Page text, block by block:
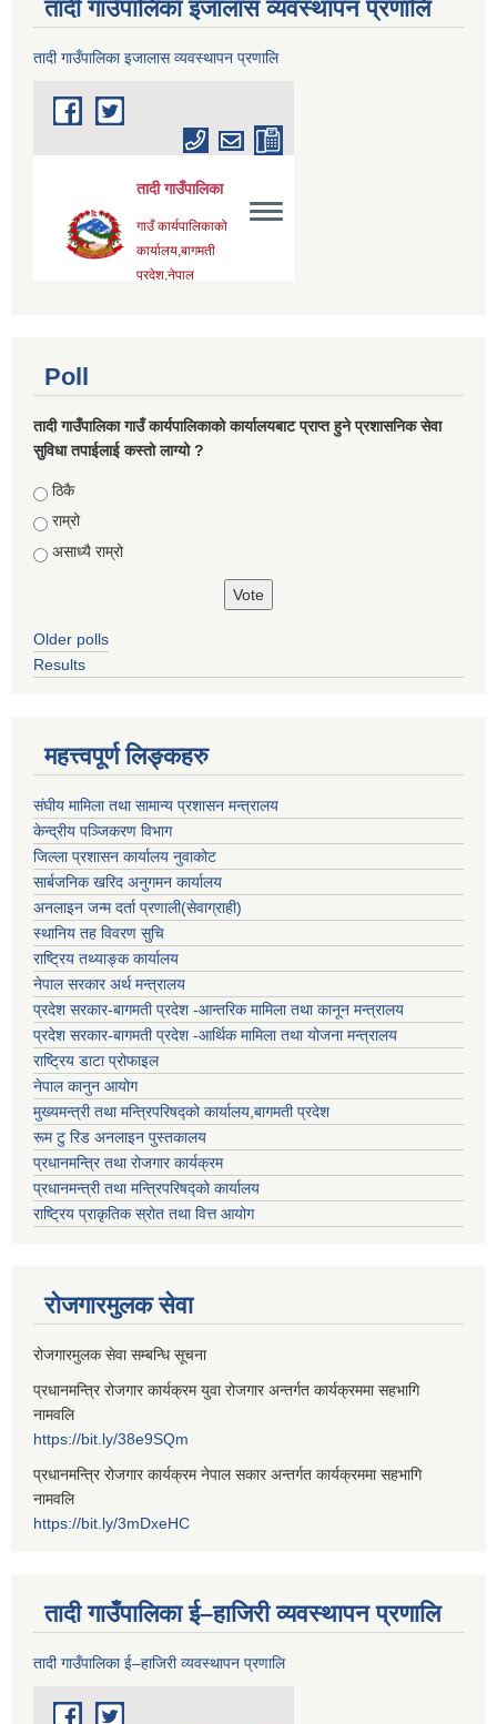
तादी गाउँपालिका इजालास व्यवस्थापन प्रणालि
तादी गाउँपालिका इजालास व्यवस्थापन प्रणालि
Poll
तादी गाउँपालिका गाउँ कार्यपालिकाको कार्यालयबाट प्राप्त हुने प्रशासनिक सेवा
सुविधा तपाईलाई कस्तो लाग्यो ?
Choices
ठिकै
राम्रो
असाध्यै राम्रो
Older polls
Results
महत्त्वपूर्ण लिङ्कहरु
संघीय मामिला तथा सामान्य प्रशासन मन्त्रालय
केन्द्रीय पञ्जिकरण विभाग
जिल्ला प्रशासन कार्यालय नुवाकोट
सार्बजनिक खरिद अनुगमन कार्यालय
अनलाइन जन्म दर्ता प्रणाली(सेवाग्राही)
स्थानिय तह विवरण सुचि
राष्ट्रिय तथ्याङ्क कार्यालय
नेपाल सरकार अर्थ मन्त्रालय
प्रदेश सरकार-बागमती प्रदेश -आन्तरिक मामिला तथा कानून मन्त्रालय
प्रदेश सरकार-बागमती प्रदेश -आर्थिक मामिला तथा योजना मन्त्रालय
राष्ट्रिय डाटा प्रोफाइल
नेपाल कानुन आयोग
मुख्यमन्त्री तथा मन्त्रिपरिषद्को कार्यालय,बागमती प्रदेश
रूम टु रिड अनलाइन पुस्तकालय
प्रधानमन्त्रि तथा रोजगार कार्यक्रम
प्रधानमन्त्री तथा मन्त्रिपरिषद्को कार्यालय
राष्ट्रिय प्राकृतिक स्रोत तथा वित्त आयोग
रोजगारमुलक सेवा
रोजगारमुलक सेवा सम्बन्धि सूचना
प्रधानमन्त्रि रोजगार कार्यक्रम युवा रोजगार अन्तर्गत कार्यक्रममा सहभागि
नामवलि
https://bit.ly/38e9SQm
प्रधानमन्त्रि रोजगार कार्यक्रम नेपाल सकार अन्तर्गत कार्यक्रममा सहभागि
नामवलि
https://bit.ly/3mDxeHC
तादी गाउँपालिका ई–हाजिरी व्यवस्थापन प्रणालि
तादी गाउँपालिका ई–हाजिरी व्यवस्थापन प्रणालि